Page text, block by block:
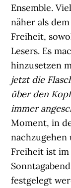
Ensemble.
näher als dem
Freiheit,
Lesers. Es
hinzusetzen
jetzt die
über den
immer
Moment, in
nachzugehen
Freiheit ist
festgelegt